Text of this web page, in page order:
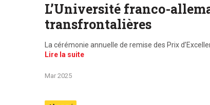
L’Université franco-
transfrontalières
La cérémonie annuelle de remise des Prix
Lire la suite
Mar 2025